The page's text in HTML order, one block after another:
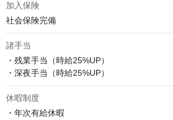
加入保険
社会保険完備
諸手当
・残業手当（時給25%UP）
・深夜手当（時給25%UP）
休暇制度
・年次有給休暇